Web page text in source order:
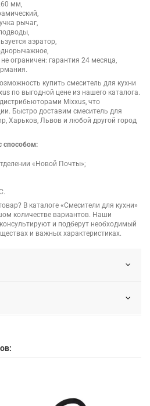
мм,
рычаг,
аэратор,
ограничен: гарантия 24 месяца,
купить смеситель для кухни
по выгодной цене из нашего каталога.
Mixxus, что
Быстро доставим смеситель для
Харьков, Львов и любой другой город
способом:
«Новой Почты»;
В каталоге «Смесители для кухни»
количестве вариантов. Наши
и подберут необходимый
и важных характеристиках.